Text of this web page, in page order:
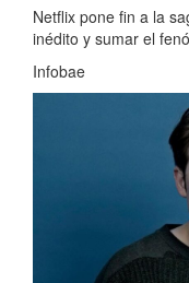
Netflix pone fin a la
inédito y sumar el
Infobae